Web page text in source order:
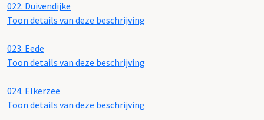
022. Duivendijke
Toon details van deze beschrijving
023. Eede
Toon details van deze beschrijving
024. Elkerzee
Toon details van deze beschrijving